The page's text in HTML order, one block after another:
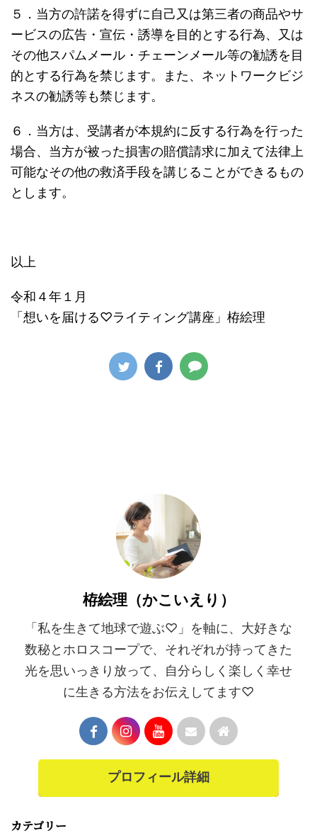
５．当方の許諾を得ずに自己又は第三者の商品やサ
ービスの広告・宣伝・誘導を目的とする行為、又は
その他スパムメール・チェーンメール等の勧誘を目
的とする行為を禁じます。また、ネットワークビジ
ネスの勧誘等も禁じます。
６．当方は、受講者が本規約に反する行為を行った
場合、当方が被った損害の賠償請求に加えて法律上
可能なその他の救済手段を講じることができるもの
とします。
以上
令和４年１月
「想いを届ける♡ライティング講座」栫絵理
栫絵理（かこいえり）
「私を生きて地球で遊ぶ♡」を軸に、大好きな
数秘とホロスコープで、それぞれが持ってきた
光を思いっきり放って、自分らしく楽しく幸せ
に生きる方法をお伝えしてます♡
プロフィール詳細
カテゴリー